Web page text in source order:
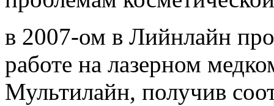
в 2007-ом в Лийнлайн
работе на лазерном
Мультилайн, получив